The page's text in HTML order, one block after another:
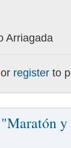
Arriagada
or register to